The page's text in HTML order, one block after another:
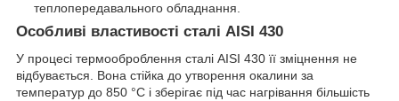
теплопередавального обладнання.
Особливі властивості сталі AISI 430
У процесі термооброблення сталі AISI 430 її зміцнення не
відбувається. Вона стійка до утворення окалини за
температур до 850 °C і зберігає під час нагрівання більшість